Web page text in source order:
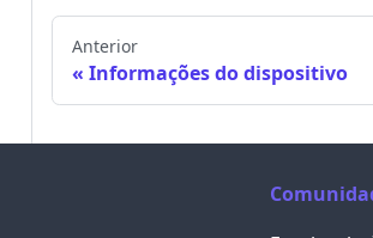
Anterior
Informações do dispositivo